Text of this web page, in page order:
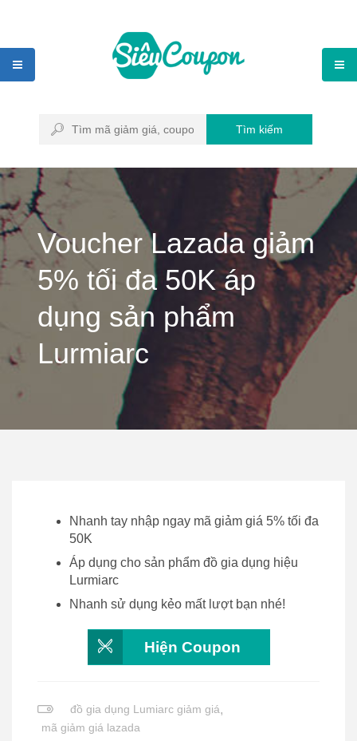
Tìm kiếm
Voucher Lazada giảm
5% tối đa 50K áp
dụng sản phẩm
Lurmiarc
Nhanh tay nhập ngay mã giảm giá 5% tối đa
50K
Áp dụng cho sản phẩm đồ gia dụng hiệu
Lurmiarc
Nhanh sử dụng kẻo mất lượt bạn nhé!
Hiện Coupon
đồ gia dụng Lumiarc giảm giá,
mã giảm giá lazada